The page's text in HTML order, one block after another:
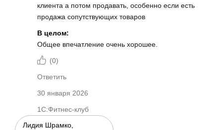
клиента а потом продавать, особенно если есть
продажа сопутствующих товаров
В целом:
Общее впечатление очень хорошее.
(0)
Ответить
30 января 2026
1С:Фитнес-клуб